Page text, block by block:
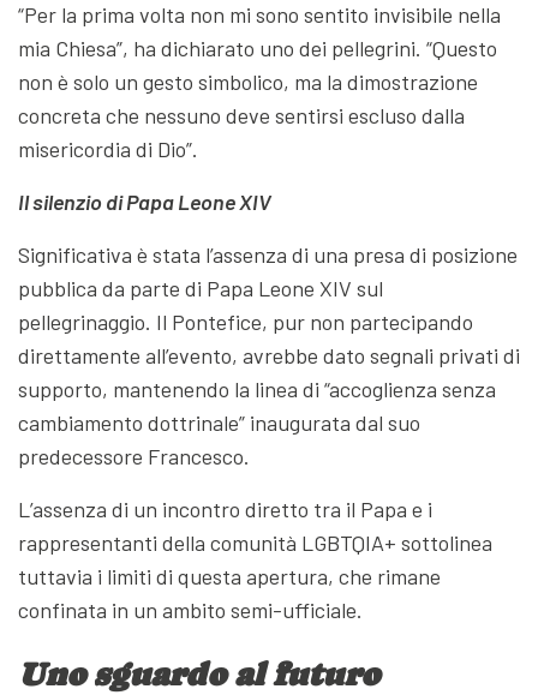
“Per la prima volta non mi sono sentito invisibile nella
mia Chiesa”, ha dichiarato uno dei pellegrini. “Questo
non è solo un gesto simbolico, ma la dimostrazione
concreta che nessuno deve sentirsi escluso dalla
misericordia di Dio”.
Il silenzio di Papa Leone XIV
Significativa è stata l’assenza di una presa di posizione
pubblica da parte di Papa Leone XIV sul
pellegrinaggio. Il Pontefice, pur non partecipando
direttamente all’evento, avrebbe dato segnali privati di
supporto, mantenendo la linea di “accoglienza senza
cambiamento dottrinale” inaugurata dal suo
predecessore Francesco.
L’assenza di un incontro diretto tra il Papa e i
rappresentanti della comunità LGBTQIA+ sottolinea
tuttavia i limiti di questa apertura, che rimane
confinata in un ambito semi-ufficiale.
Uno sguardo al futuro